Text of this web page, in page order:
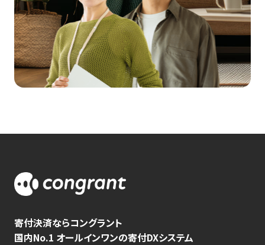
寄付決済ならコングラント
国内No.1 オールインワンの寄付DXシステム